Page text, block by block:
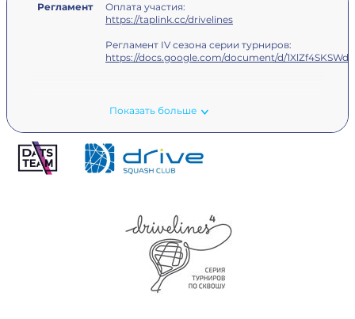
Регламент
Оплата участия:
https://taplink.cc/drivelines
Регламент IV сезона серии турниров:
https://docs.google.com/document/d/
Показать больше